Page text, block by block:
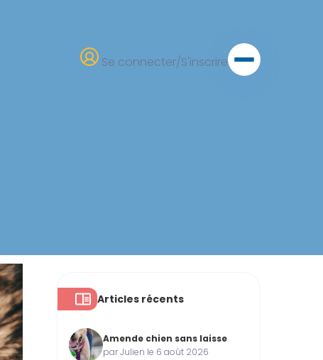
Se connecter/S'inscrire
Articles récents
Amende chien sans laisse
par Julien le 6 août 2026